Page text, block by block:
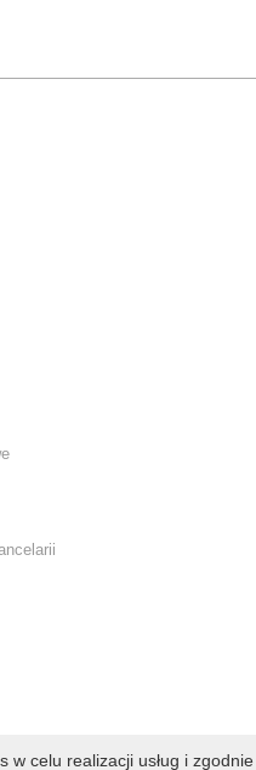
w celu realizacji usług i zgodnie